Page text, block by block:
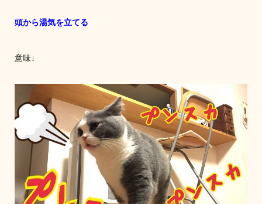
頭から湯気を立てる
意味↓